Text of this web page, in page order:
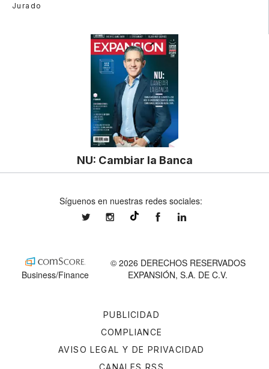
Jurado
NU: Cambiar la Banca
PUBLICIDAD
COMPLIANCE
AVISO LEGAL Y DE PRIVACIDAD
Síguenos en nuestras redes sociales:
expansionmxexpansionmx ExpansionMex
Business/Finance
© 2026 DERECHOS RESERVADOS
EXPANSIÓN, S.A. DE C.V.